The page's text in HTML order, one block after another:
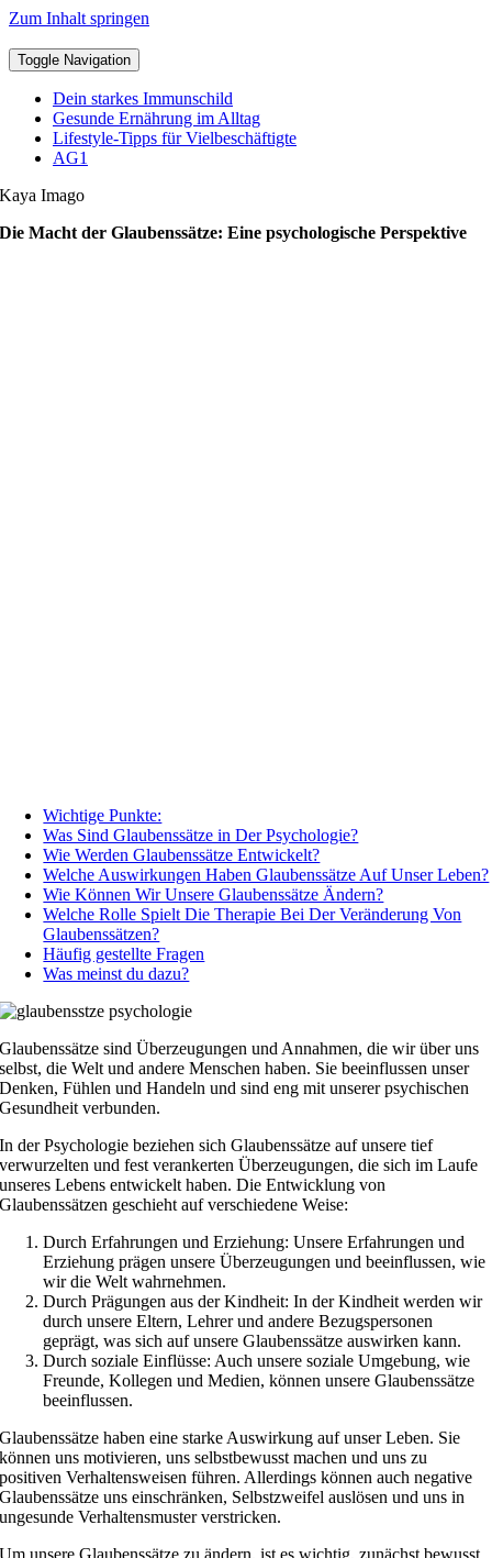
Zum Inhalt springen
Toggle Navigation
Dein starkes Immunschild
Gesunde Ernährung im Alltag
Lifestyle-Tipps für Vielbeschäftigte
AG1
Kaya Imago
Die Macht der Glaubenssätze: Eine psychologische Perspektive
Wichtige Punkte:
Was Sind Glaubenssätze in Der Psychologie?
Wie Werden Glaubenssätze Entwickelt?
Welche Auswirkungen Haben Glaubenssätze Auf Unser Leben?
Wie Können Wir Unsere Glaubenssätze Ändern?
Welche Rolle Spielt Die Therapie Bei Der Veränderung Von
Glaubenssätzen?
Häufig gestellte Fragen
Was meinst du dazu?
Glaubenssätze sind Überzeugungen und Annahmen, die wir über uns
selbst, die Welt und andere Menschen haben. Sie beeinflussen unser
Denken, Fühlen und Handeln und sind eng mit unserer psychischen
Gesundheit verbunden.
In der Psychologie beziehen sich Glaubenssätze auf unsere tief
verwurzelten und fest verankerten Überzeugungen, die sich im Laufe
unseres Lebens entwickelt haben. Die Entwicklung von
Glaubenssätzen geschieht auf verschiedene Weise:
Durch Erfahrungen und Erziehung: Unsere Erfahrungen und
Erziehung prägen unsere Überzeugungen und beeinflussen, wie
wir die Welt wahrnehmen.
Durch Prägungen aus der Kindheit: In der Kindheit werden wir
durch unsere Eltern, Lehrer und andere Bezugspersonen
geprägt, was sich auf unsere Glaubenssätze auswirken kann.
Durch soziale Einflüsse: Auch unsere soziale Umgebung, wie
Freunde, Kollegen und Medien, können unsere Glaubenssätze
beeinflussen.
Glaubenssätze haben eine starke Auswirkung auf unser Leben. Sie
können uns motivieren, uns selbstbewusst machen und uns zu
positiven Verhaltensweisen führen. Allerdings können auch negative
Glaubenssätze uns einschränken, Selbstzweifel auslösen und uns in
ungesunde Verhaltensmuster verstricken.
Um unsere Glaubenssätze zu ändern, ist es wichtig, zunächst bewusst